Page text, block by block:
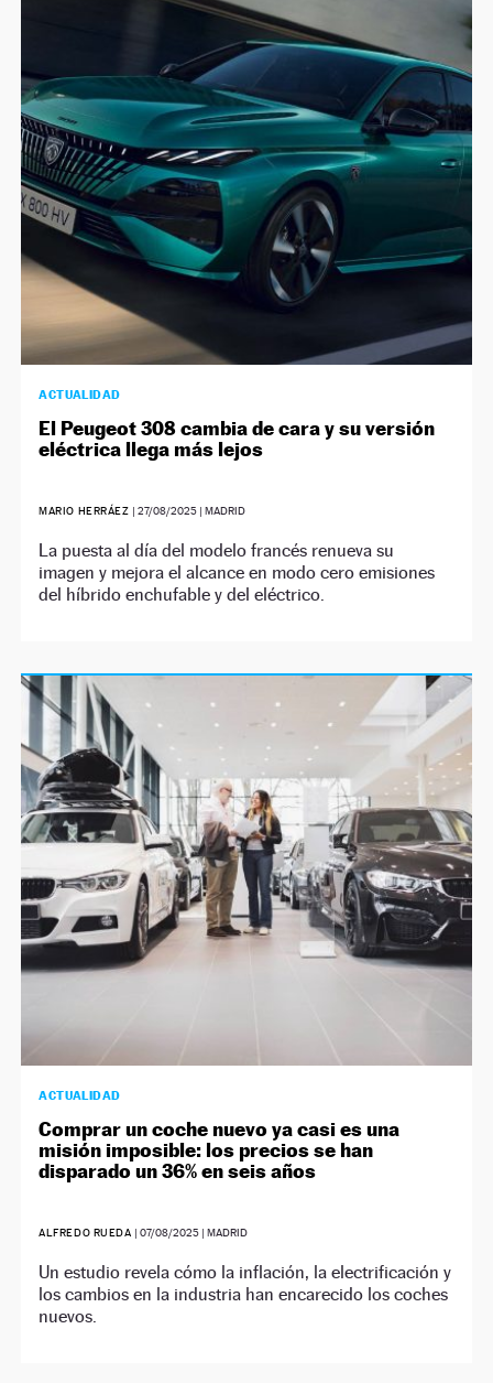
ACTUALIDAD
El Peugeot 308 cambia de cara y su versión
eléctrica llega más lejos
MARIO HERRÁEZ |27/08/2025 | MADRID
La puesta al día del modelo francés renueva su
imagen y mejora el alcance en modo cero emisiones
del híbrido enchufable y del eléctrico.
ACTUALIDAD
Comprar un coche nuevo ya casi es una
misión imposible: los precios se han
disparado un 36% en seis años
ALFREDO RUEDA |07/08/2025 | MADRID
Un estudio revela cómo la inflación, la electrificación y
los cambios en la industria han encarecido los coches
nuevos.